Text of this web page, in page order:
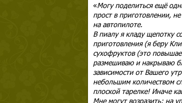
«Могу поделиться ещё
прост в приготовлении,
на автопилоте.
В пиалу я кладу щепотку
приготовления (я беру
сухофруктов (это
размешиваю и накрываю
зависимости от Вашего
небольшим количеством
плоской тарелке! Иначе
Мне могут возразить: на